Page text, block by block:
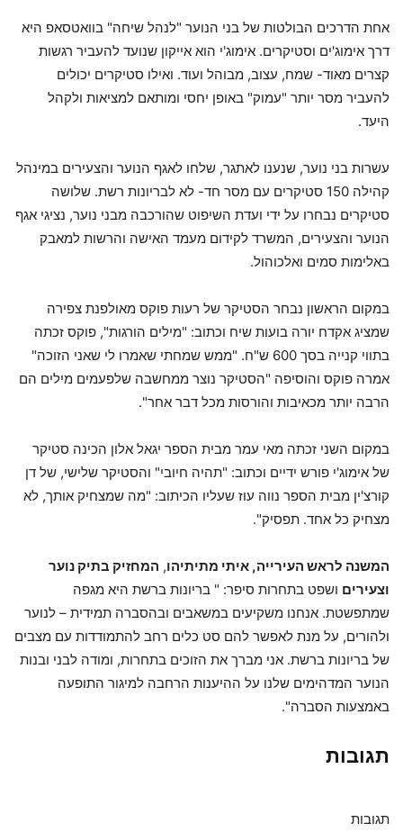
אחת הדרכים הבולטות של בני הנוער "לנהל שיחה" בוואטסאפ היא
דרך אימוג'ים וסטיקרים. אימוג'י הוא אייקון שנועד להעביר רגשות
קצרים מאוד- שמח, עצוב, מבוהל ועוד. ואילו סטיקרים יכולים
להעביר מסר יותר "עמוק" באופן יחסי ומותאם למציאות ולקהל
היעד.
עשרות בני נוער, שנענו לאתגר, שלחו לאגף הנוער והצעירים במינהל
קהילה 150 סטיקרים עם מסר חד- לא לבריונות רשת. שלושה
סטיקרים נבחרו על ידי ועדת השיפוט שהורכבה מבני נוער, נציגי אגף
הנוער והצעירים, המשרד לקידום מעמד האישה והרשות למאבק
באלימות סמים ואלכוהול.
במקום הראשון נבחר הסטיקר של רעות פוקס מאולפנת צפירה
שמציג אקדח יורה בועות שיח וכתוב: "מילים הורגות", פוקס זכתה
בתווי קנייה בסך 600 ש"ח. "ממש שמחתי שאמרו לי שאני הזוכה"
אמרה פוקס והוסיפה "הסטיקר נוצר ממחשבה שלפעמים מילים הם
הרבה יותר מכאיבות והורסות מכל דבר אחר".
במקום השני זכתה מאי עמר מבית הספר יגאל אלון הכינה סטיקר
של אימוג'י פורש ידיים וכתוב: "תהיה חיובי" והסטיקר שלישי, של דן
קורצ'ין מבית הספר נווה עוז שעליו הכיתוב: "מה שמצחיק אותך, לא
מצחיק כל אחד. תפסיק".
המשנה לראש העירייה, איתי מתיתיהו, המחזיק בתיק נוער
וצעירים ושפט בתחרות סיפר: " בריונות ברשת היא מגפה
שמתפשטת. אנחנו משקיעים במשאבים ובהסברה תמידית – לנוער
ולהורים, על מנת לאפשר להם סט כלים רחב להתמודדות עם מצבים
של בריונות ברשת. אני מברך את הזוכים בתחרות, ומודה לבני ובנות
הנוער המדהימים שלנו על ההיענות הרחבה למיגור התופעה
באמצעות הסברה".
תגובות
תגובות